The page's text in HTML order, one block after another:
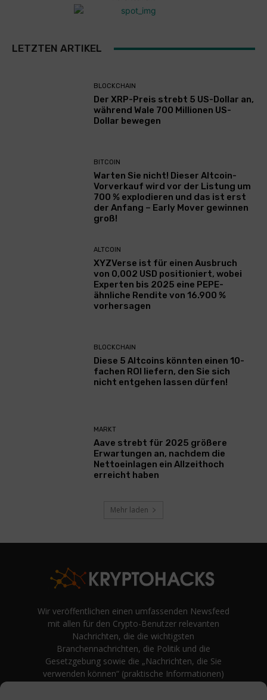
LETZTEN ARTIKEL
BLOCKCHAIN
Der XRP-Preis strebt 5 US-Dollar an,
während Wale 700 Millionen US-
Dollar bewegen
BITCOIN
Warten Sie nicht! Dieser Altcoin-
Vorverkauf wird vor der Listung um
700 % explodieren und das ist erst
der Anfang – Early Mover gewinnen
groß!
ALTCOIN
XYZVerse ist für einen Ausbruch
von 0,002 USD positioniert, wobei
Experten bis 2025 eine PEPE-
ähnliche Rendite von 16.900 %
vorhersagen
BLOCKCHAIN
Diese 5 Altcoins könnten einen 10-
fachen ROI liefern, den Sie sich
nicht entgehen lassen dürfen!
MARKT
Aave strebt für 2025 größere
Erwartungen an, nachdem die
Nettoeinlagen ein Allzeithoch
erreicht haben
Mehr laden
Wir veröffentlichen einen umfassenden Newsfeed
mit allen für den Crypto-Benutzer relevanten
Nachrichten, die die wichtigsten
Branchennachrichten, die Politik und die
Gesetzgebung sowie die „Nachrichten, die Sie
verwenden können“ (praktische Informationen)